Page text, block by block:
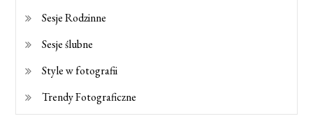
Sesje Rodzinne
Sesje ślubne
Style w fotografii
Trendy Fotograficzne